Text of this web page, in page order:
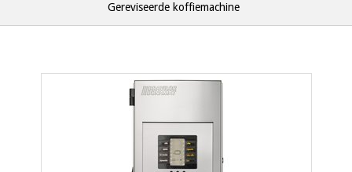
Gereviseerde koffiemachine